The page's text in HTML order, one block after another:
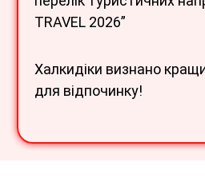
TRAVEL 2026”
Халкидіки визнано
для відпочинку!